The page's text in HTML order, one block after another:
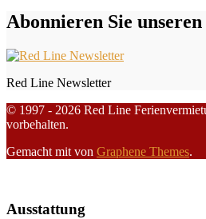
Abonnieren Sie
Red Line Newsletter
© 1997 - 2026 Red Line
vorbehalten.
Gemacht mit von Graphene Themes.
Ausstattung